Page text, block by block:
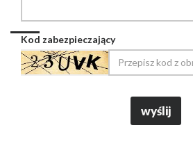
Kod zabezpieczający